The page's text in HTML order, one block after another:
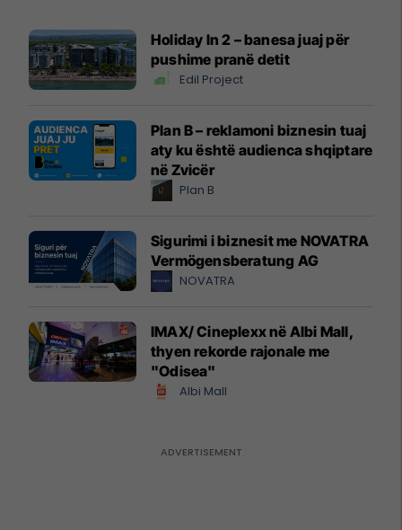
Holiday In 2 – banesa juaj për
pushime pranë detit
Edil Project
Plan B – reklamoni biznesin tuaj
aty ku është audienca shqiptare
në Zvicër
Plan B
Sigurimi i biznesit me NOVATRA
Vermögensberatung AG
NOVATRA
IMAX/ Cineplexx në Albi Mall,
thyen rekorde rajonale me
"Odisea"
Albi Mall